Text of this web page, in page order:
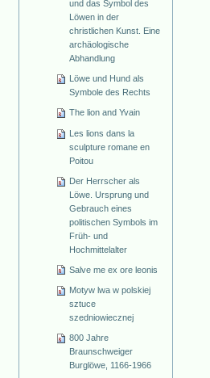
und das Symbol des
Löwen in der
christlichen Kunst. Eine
archäologische
Abhandlung
Löwe und Hund als
Symbole des Rechts
The lion and Yvain
Les lions dans la
sculpture romane en
Poitou
Der Herrscher als
Löwe. Ursprung und
Gebrauch eines
politischen Symbols im
Früh- und
Hochmittelalter
Salve me ex ore leonis
Motyw lwa w polskiej
sztuce
szedniowiecznej
800 Jahre
Braunschweiger
Burglöwe, 1166-1966